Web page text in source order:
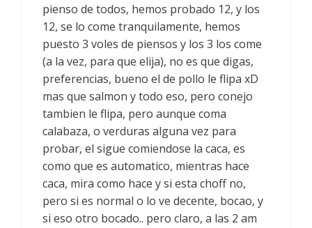
pienso de todos, hemos probado 12, y los
12, se lo come tranquilamente, hemos
puesto 3 voles de piensos y los 3 los come
(a la vez, para que elija), no es que digas,
preferencias, bueno el de pollo le flipa xD
mas que salmon y todo eso, pero conejo
tambien le flipa, pero aunque coma
calabaza, o verduras alguna vez para
probar, el sigue comiendose la caca, es
como que es automatico, mientras hace
caca, mira como hace y si esta choff no,
pero si es normal o lo ve decente, bocao, y
si eso otro bocado.. pero claro, a las 2 am